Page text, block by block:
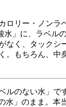
ロリー・ノンラ
水」に、ラベル
なく、タックシ
。もちろん、中
ルのない水」で
水」のまま。